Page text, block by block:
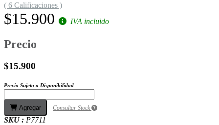
( 6 Calificaciones )
$15.900 IVA incluido
Precio
$15.900
Precio Sujeto a Disponibilidad
Agregar Consultar Stock
SKU : P7711